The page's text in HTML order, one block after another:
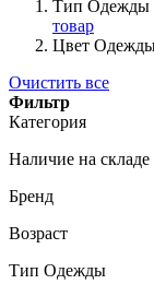
Тип Одежды
товар
Цвет
Очистить все
Фильтр
Категория
Наличие на складе
Бренд
Возраст
Тип Одежды